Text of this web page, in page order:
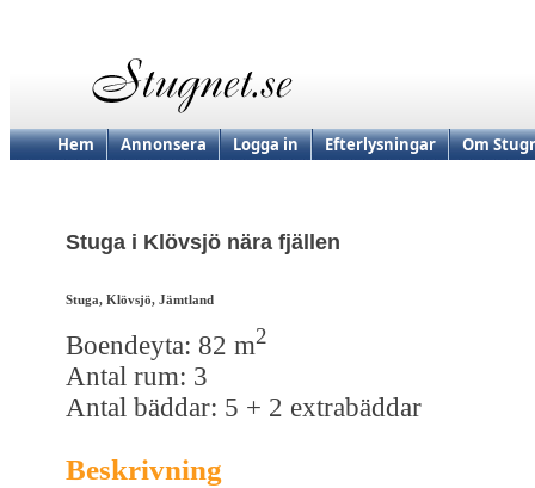
Hem Annonsera Logga in Efterlysningar Om
Stuga i Klövsjö nära fjällen
Stuga, Klövsjö, Jämtland
Boendeyta: 82 m2
Antal rum: 3
Antal bäddar: 5 + 2 extrabäddar
Beskrivning